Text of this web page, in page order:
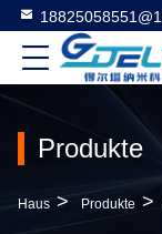
Produkte
Haus > Produkte >